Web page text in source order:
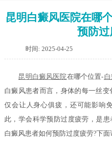
昆明白癜风医院在哪
预防
时间: 2025-04-25
昆明白癜风医院在哪个位置-
白癜风患者而言，身体的每一丝
仅会让人身心俱疲，还可能影响
此，学会科学预防过度疲劳，是
白癜风患者如何预防过度疲劳?下